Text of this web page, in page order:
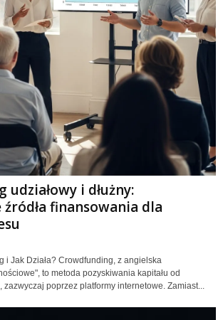
i dłużny:
finansowania dla
i Jak Działa? Crowdfunding, z angielska
to metoda pozyskiwania kapitału od
poprzez platformy internetowe. Zamiast...